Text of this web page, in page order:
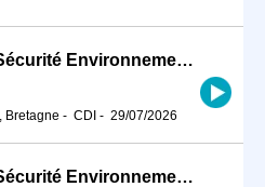
Responsable Qualité Sécurité Environnement -QSE- en industrie (H/F)
Bretagne - CDI - 29/07/2026
Responsable Qualité Sécurité Environnement -QSE- en industrie (H/F)